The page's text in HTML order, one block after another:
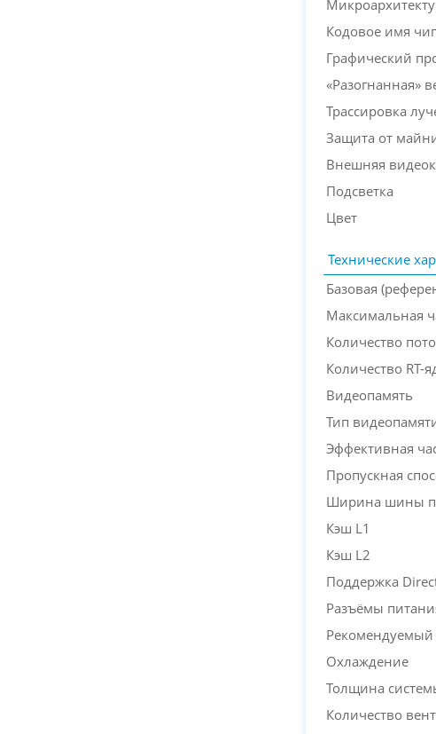
Кодовое имя
Графический
«Разогнанная»
Трассировка
Защита от
Внешняя
Подсветка
Цвет
Технические
Базовая
Максимальная
Количество
Количество RT-
Видеопамять
Тип
Эффективная
Пропускная
Ширина шины
Кэш L1
Кэш L2
Поддержка
Разъёмы
Рекомендуемый
Охлаждение
Толщина
Количество